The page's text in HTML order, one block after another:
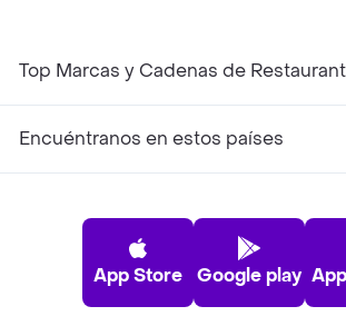
Top Marcas y Cadenas de
Encuéntranos en estos países
App Store Google play